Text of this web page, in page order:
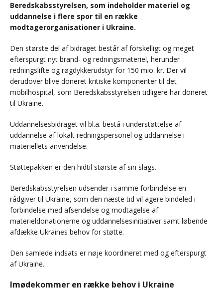
Beredskabsstyrelsen, som indeholder materiel og
uddannelse i flere spor til en række
modtagerorganisationer i Ukraine.
Den største del af bidraget består af forskelligt og meget
efterspurgt nyt brand- og redningsmateriel, herunder
redningslifte og røgdykkerudstyr for 150 mio. kr. Der vil
derudover blive doneret kritiske komponenter til det
mobilhospital, som Beredskabsstyrelsen tidligere har doneret
til Ukraine.
Uddannelsesbidraget vil bl.a. bestå i understøttelse af
uddannelse af lokalt redningspersonel og uddannelse i
materiellets anvendelse.
Støttepakken er den hidtil største af sin slags.
Beredskabsstyrelsen udsender i samme forbindelse en
rådgiver til Ukraine, som den næste tid vil agere bindeled i
forbindelse med afsendelse og modtagelse af
materieldonationerne og uddannelsesinitiativer samt løbende
afdække Ukraines behov for støtte.
Den samlede indsats er nøje koordineret med og efterspurgt
af Ukraine.
Imødekommer en række behov i Ukraine